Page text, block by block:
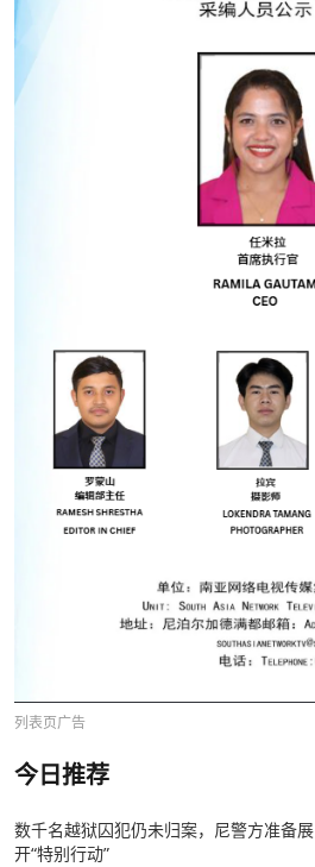
列表页广告
今日推荐
数千名越狱囚犯仍未归案，尼警方准备展
开“特别行动”